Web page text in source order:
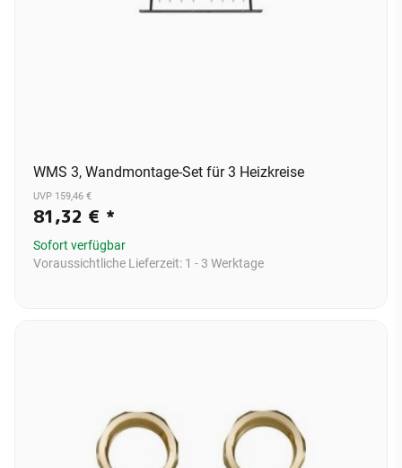
WMS 3, Wandmontage-Set für 3 Heizkreise
UVP 159,46 €
81,32 € *
Sofort verfügbar
Voraussichtliche Lieferzeit: 1 - 3 Werktage